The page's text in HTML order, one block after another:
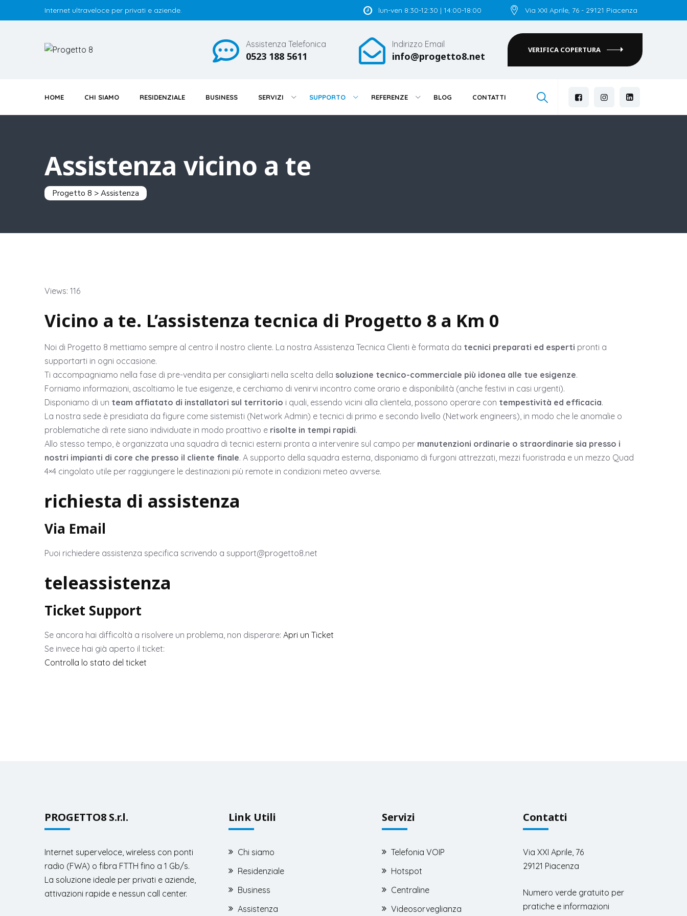
to
Internet ultraveloce per privati e aziende. lun-ven 8:30-12:30 | 14:00-18:00 Via XXI Aprile, 76 - 29121 Piacenza
Assistenza Telefonica
0523 188 5611
Indirizzo Email
info@progetto8.net
VERIFICA COPERTURA
HOME CHI SIAMO RESIDENZIALE BUSINESS SERVIZI SUPPORTO REFERENZE BLOG CONTATTI
Assistenza vicino a te
Progetto 8 > Assistenza
Views: 116
Vicino a te. L’assistenza tecnica di Progetto 8 a Km 0
Noi di Progetto 8 mettiamo sempre al centro il nostro cliente. La nostra Assistenza Tecnica Clienti è formata da tecnici preparati ed esperti pronti a
supportarti in ogni occasione.
Ti accompagniamo nella fase di pre-vendita per consigliarti nella scelta della soluzione tecnico-commerciale più idonea alle tue esigenze.
Forniamo informazioni, ascoltiamo le tue esigenze, e cerchiamo di venirvi incontro come orario e disponibilità (anche festivi in casi urgenti).
Disponiamo di un team affiatato di installatori sul territorio i quali, essendo vicini alla clientela, possono operare con tempestività ed efficacia.
La nostra sede è presidiata da figure come sistemisti (Network Admin) e tecnici di primo e secondo livello (Network engineers), in modo che le anomalie o
problematiche di rete siano individuate in modo proattivo e risolte in tempi rapidi.
Allo stesso tempo, è organizzata una squadra di tecnici esterni pronta a intervenire sul campo per manutenzioni ordinarie o straordinarie sia presso i
nostri impianti di core che presso il cliente finale. A supporto della squadra esterna, disponiamo di furgoni attrezzati, mezzi fuoristrada e un mezzo Quad
4×4 cingolato utile per raggiungere le destinazioni più remote in condizioni meteo avverse.
richiesta di assistenza
Via Email
Puoi richiedere assistenza specifica scrivendo a support@progetto8.net
teleassistenza
Ticket Support
Se ancora hai difficoltà a risolvere un problema, non disperare: Apri un Ticket
Se invece hai già aperto il ticket:
Controlla lo stato del ticket
PROGETTO8 S.r.l.
Internet superveloce, wireless con ponti
radio (FWA) o fibra FTTH fino a 1 Gb/s.
La soluzione ideale per privati e aziende,
attivazioni rapide e nessun call center.
Link Utili
Chi siamo
Residenziale
Business
Assistenza
Servizi
Telefonia VOIP
Hotspot
Centraline
Videosorveglianza
Contatti
Via XXI Aprile, 76
29121 Piacenza
Numero verde gratuito per
pratiche e informazioni